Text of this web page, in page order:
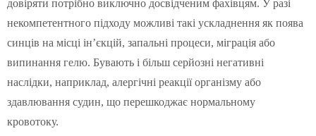
довіряти потрібно виключно досвідченим фахівцям. У разі
некомпетентного підходу можливі такі ускладнення як поява
синців на місці ін’єкцій, запальні процеси, міграція або
випинання гелю. Бувають і більш серйозні негативні
наслідки, наприклад, алергічні реакції організму або
здавлювання судин, що перешкоджає нормальному
кровотоку.